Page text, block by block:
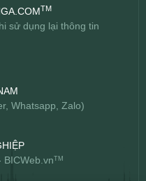
TM
sử dụng lại thông tin
Whatsapp, Zalo)
BICWeb.vnTM